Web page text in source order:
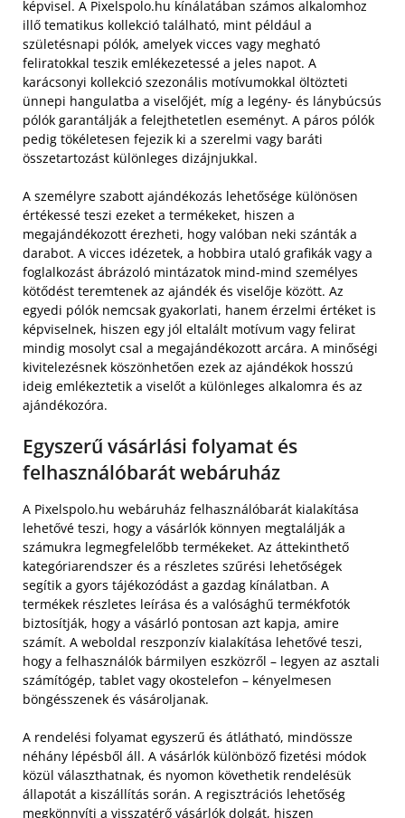
képvisel. A Pixelspolo.hu kínálatában számos alkalomhoz
illő tematikus kollekció található, mint például a
születésnapi pólók, amelyek vicces vagy megható
feliratokkal teszik emlékezetessé a jeles napot. A
karácsonyi kollekció szezonális motívumokkal öltözteti
ünnepi hangulatba a viselőjét, míg a legény- és lánybúcsús
pólók garantálják a felejthetetlen eseményt. A páros pólók
pedig tökéletesen fejezik ki a szerelmi vagy baráti
összetartozást különleges dizájnjukkal.
A személyre szabott ajándékozás lehetősége különösen
értékessé teszi ezeket a termékeket, hiszen a
megajándékozott érezheti, hogy valóban neki szánták a
darabot. A vicces idézetek, a hobbira utaló grafikák vagy a
foglalkozást ábrázoló mintázatok mind-mind személyes
kötődést teremtenek az ajándék és viselője között. Az
egyedi pólók nemcsak gyakorlati, hanem érzelmi értéket is
képviselnek, hiszen egy jól eltalált motívum vagy felirat
mindig mosolyt csal a megajándékozott arcára. A minőségi
kivitelezésnek köszönhetően ezek az ajándékok hosszú
ideig emlékeztetik a viselőt a különleges alkalomra és az
ajándékozóra.
Egyszerű vásárlási folyamat és
felhasználóbarát webáruház
A Pixelspolo.hu webáruház felhasználóbarát kialakítása
lehetővé teszi, hogy a vásárlók könnyen megtalálják a
számukra legmegfelelőbb termékeket. Az áttekinthető
kategóriarendszer és a részletes szűrési lehetőségek
segítik a gyors tájékozódást a gazdag kínálatban. A
termékek részletes leírása és a valósághű termékfotók
biztosítják, hogy a vásárló pontosan azt kapja, amire
számít. A weboldal reszponzív kialakítása lehetővé teszi,
hogy a felhasználók bármilyen eszközről – legyen az asztali
számítógép, tablet vagy okostelefon – kényelmesen
böngésszenek és vásároljanak.
A rendelési folyamat egyszerű és átlátható, mindössze
néhány lépésből áll. A vásárlók különböző fizetési módok
közül választhatnak, és nyomon követhetik rendelésük
állapotát a kiszállítás során. A regisztrációs lehetőség
megkönnyíti a visszatérő vásárlók dolgát, hiszen